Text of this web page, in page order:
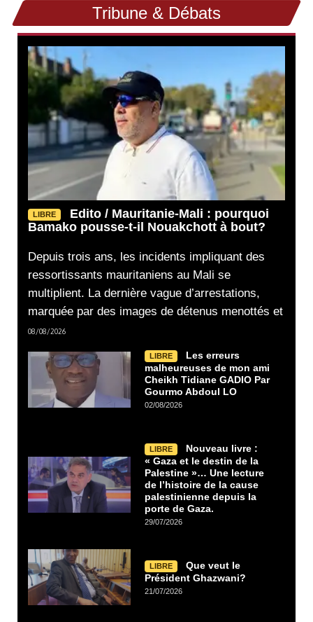
Tribune & Débats
LIBRE
Edito / Mauritanie-Mali : pourquoi
Bamako pousse-t-il Nouakchott à bout?
Depuis trois ans, les incidents impliquant des
ressortissants mauritaniens au Mali se
multiplient. La dernière vague d’arrestations,
marquée par des images de détenus menottés et
08/08/2026
LIBRE
Les erreurs
malheureuses de mon ami
Cheikh Tidiane GADIO Par
Gourmo Abdoul LO
02/08/2026
LIBRE
Nouveau livre :
« Gaza et le destin de la
Palestine »… Une lecture
de l’histoire de la cause
palestinienne depuis la
porte de Gaza.
29/07/2026
LIBRE
Que veut le
Président Ghazwani?
21/07/2026